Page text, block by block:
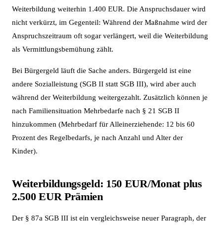
Weiterbildung weiterhin 1.400 EUR. Die Anspruchsdauer wird
nicht verkürzt, im Gegenteil: Während der Maßnahme wird der
Anspruchszeitraum oft sogar verlängert, weil die Weiterbildung
als Vermittlungsbemühung zählt.
Bei Bürgergeld läuft die Sache anders. Bürgergeld ist eine
andere Sozialleistung (SGB II statt SGB III), wird aber auch
während der Weiterbildung weitergezahlt. Zusätzlich können je
nach Familiensituation Mehrbedarfe nach § 21 SGB II
hinzukommen (Mehrbedarf für Alleinerziehende: 12 bis 60
Prozent des Regelbedarfs, je nach Anzahl und Alter der
Kinder).
Weiterbildungsgeld: 150 EUR/Monat plus
2.500 EUR Prämien
Der § 87a SGB III ist ein vergleichsweise neuer Paragraph, der